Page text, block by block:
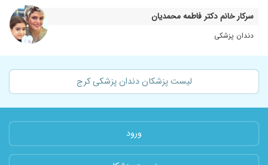
سرکار خانم دکتر فاطمه محمدیان
دندان پزشکی
لیست پزشکان دندان پزشکی کرج
ورود